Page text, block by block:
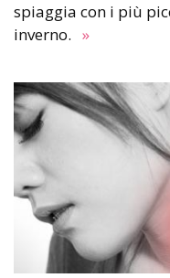
spiaggia con i più
inverno. »